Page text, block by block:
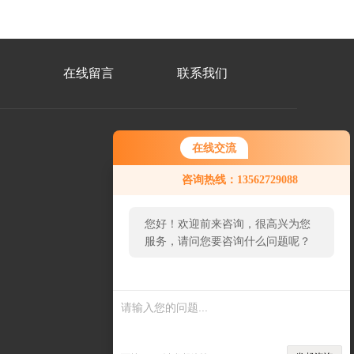
在线交流
咨询热线：13562729088
您好！欢迎前来咨询，很高兴为您
服务，请问您要咨询什么问题呢？
在线留言 联系我们
码